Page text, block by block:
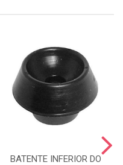
BATENTE INFERIOR DO